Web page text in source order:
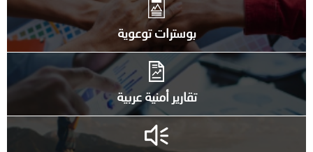
بوسترات توعوية
تقارير أمنية عربية